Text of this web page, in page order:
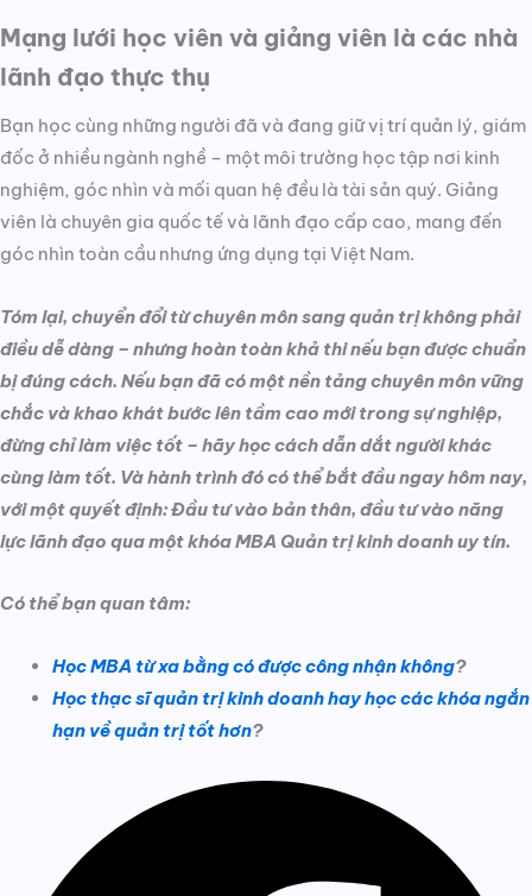
Mạng lưới học viên và giảng viên là các nhà
lãnh đạo thực thụ
Bạn học cùng những người đã và đang giữ vị trí quản lý, giám
đốc ở nhiều ngành nghề – một môi trường học tập nơi kinh
nghiệm, góc nhìn và mối quan hệ đều là tài sản quý. Giảng
viên là chuyên gia quốc tế và lãnh đạo cấp cao, mang đến
góc nhìn toàn cầu nhưng ứng dụng tại Việt Nam.
Tóm lại, chuyển đổi từ chuyên môn sang quản trị không phải
điều dễ dàng – nhưng hoàn toàn khả thi nếu bạn được chuẩn
bị đúng cách. Nếu bạn đã có một nền tảng chuyên môn vững
chắc và khao khát bước lên tầm cao mới trong sự nghiệp,
đừng chỉ làm việc tốt – hãy học cách dẫn dắt người khác
cùng làm tốt. Và hành trình đó có thể bắt đầu ngay hôm nay,
với một quyết định: Đầu tư vào bản thân, đầu tư vào năng
lực lãnh đạo qua một khóa MBA Quản trị kinh doanh uy tín.
Có thể bạn quan tâm:
Học MBA từ xa bằng có được công nhận không?
Học thạc sĩ quản trị kinh doanh hay học các khóa ngắn
hạn về quản trị tốt hơn?